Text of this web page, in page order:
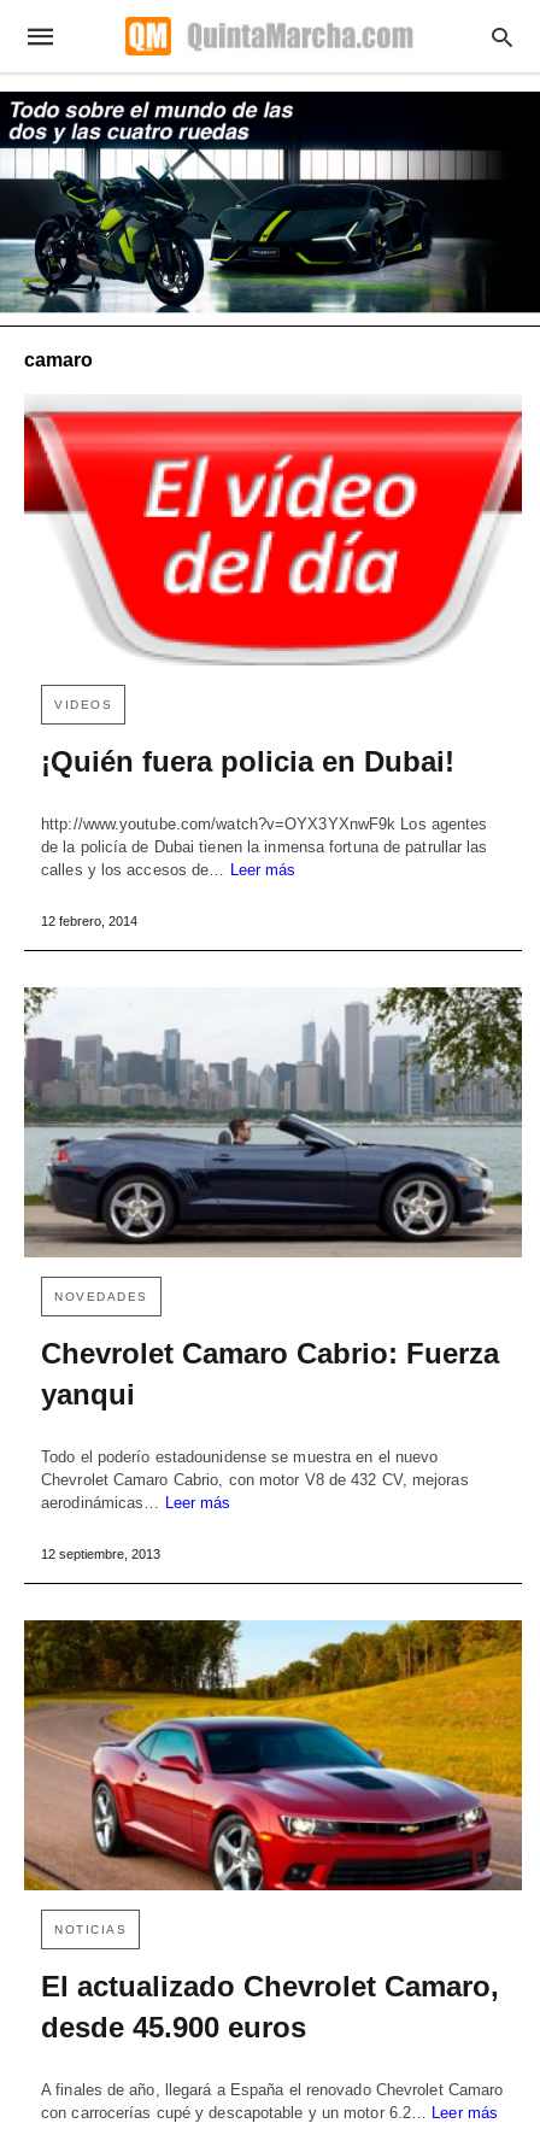
camaro
VIDEOS
¡Quién fuera policia en Dubai!
http://www.youtube.com/watch?v=OYX3YXnwF9k Los agentes
de la policía de Dubai tienen la inmensa fortuna de patrullar las
calles y los accesos de… Leer más
12 febrero, 2014
NOVEDADES
Chevrolet Camaro Cabrio: Fuerza
yanqui
Todo el poderío estadounidense se muestra en el nuevo
Chevrolet Camaro Cabrio, con motor V8 de 432 CV, mejoras
aerodinámicas…
Leer más
12 septiembre, 2013
NOTICIAS
El actualizado Chevrolet Camaro,
desde 45.900 euros
A finales de año, llegará a España el renovado Chevrolet Camaro
con carrocerías cupé y descapotable y un motor 6.2… Leer más